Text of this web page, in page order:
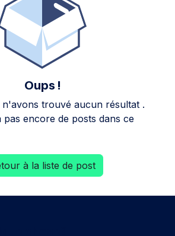
Oups !
n'avons trouvé aucun résultat .
encore de posts dans ce
à la liste de post